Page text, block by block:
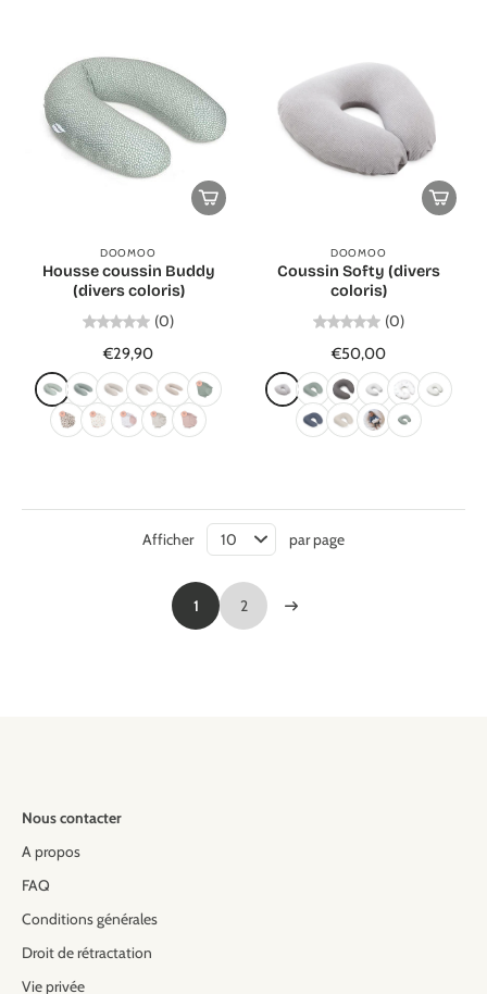
DOOMOO
Housse coussin Buddy
(divers coloris)
(0)
€29,90
DOOMOO
Coussin Softy (divers
coloris)
(0)
€50,00
1 2
Afficher par page
Nous contacter
A propos
FAQ
Conditions générales
Droit de rétractation
Vie privée